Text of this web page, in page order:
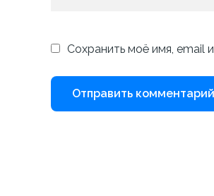
Сохранить моё имя, email